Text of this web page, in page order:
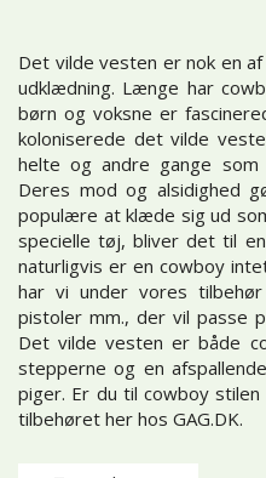
Det vilde vesten er nok en
udklædning. Længe har
børn og voksne er
koloniserede det vilde
helte og andre gange som
Deres mod og alsidighed
populære at klæde sig ud
specielle tøj, bliver det til
naturligvis er en cowboy
har vi under vores
pistoler mm., der vil passe
Det vilde vesten er både
stepperne og en
piger. Er du til cowboy
tilbehøret her hos GAG.DK.